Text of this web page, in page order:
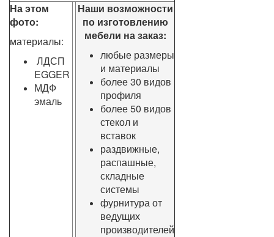
На этом
фото:
материалы:
ЛДСП
EGGER
МДФ
эмаль
Наши возможности
по изготовлению
мебели на заказ:
любые размеры
и материалы
более 30 видов
профиля
более 50 видов
стекол и
вставок
раздвижные,
распашные,
складные
системы
фурнитура от
ведущих
производителей